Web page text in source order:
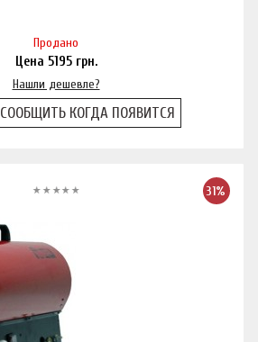
Продано
Цена 5195грн.
Нашли дешевле?
СООБЩИТЬ КОГДА ПОЯВИТСЯ
31%